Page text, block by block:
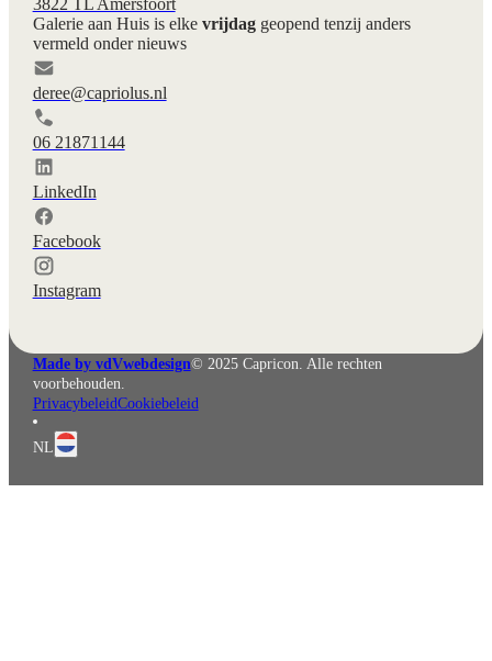
3822 TL Amersfoort
Galerie aan Huis is elke vrijdaggeopend tenzij anders
vermeld onder nieuws
deree@capriolus.nl
06 21871144
LinkedIn
Facebook
Instagram
Made by vdVwebdesign© 2025 Capricon. Alle rechten
voorbehouden.
PrivacybeleidCookiebeleid
NL